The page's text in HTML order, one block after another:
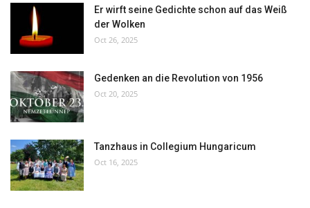
Er wirft seine Gedichte schon auf das Weiß
der Wolken
Oct 26, 2025
Gedenken an die Revolution von 1956
Oct 20, 2025
Tanzhaus in Collegium Hungaricum
Oct 16, 2025